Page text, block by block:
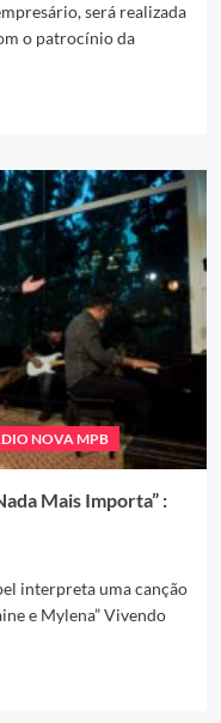
será realizada
o patrocínio da
NOVA MPB
Mais Importa” :
interpreta uma canção
e Mylena” Vivendo